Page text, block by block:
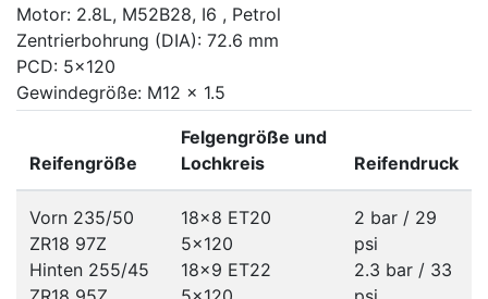
Motor: 2.8L, M52B28, I6 , Petrol
Zentrierbohrung (DIA): 72.6 mm
PCD: 5x120
Gewindegröße: M12 x 1.5
Reifengröße
Felgengröße und
Lochkreis
Reifendruck
Vorn 235/50
ZR18 97Z
Hinten 255/45
18x8 ET20
5x120
18x9 ET22
2 bar / 29
psi
2.3 bar / 33